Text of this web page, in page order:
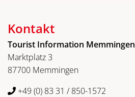
Kontakt
Tourist Information Memmingen
Marktplatz 3
87700 Memmingen
+49 (0) 83 31 / 850-1572